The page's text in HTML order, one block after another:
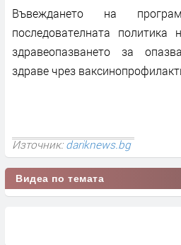
Въвеждането на
последователната политика
здравеопазването за
здраве чрез
Източник: dariknews.bg
Видеа по темата